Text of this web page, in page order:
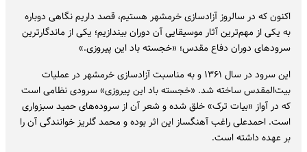
اکنون که در سالروز آزادسازی خرمشهر هستیم، قصد داریم نگاهی دوباره
به یکی از مهم‌ترین آثار موسیقایی آن دوران بیندازیم؛ یکی از ماندگارترین
سرودهای دوران دفاع مقدس؛ «خجسته باد این پیروزی.»
این سرود در سال ۱۳۶۱ و به مناسبت آزادسازی خرمشهر در عملیات
بیت‌المقدس ساخته شد. «خجسته باد این پیروزی» سرودی نظامی است
که در آواز «بیات ترک» خلق شده و شعر آن از سروده‌های حمید سبزواری
است. احمدعلی راغب آهنگساز این اثر بوده و محمد گلریز خوانندگی آن را
بر عهده داشته است.